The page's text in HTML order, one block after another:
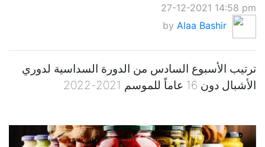
27-12-2021 14:58 pm
by Alaa Bashir
ترتيب الأسبوع السادس من الدورة السداسية لدوري
الأشبال دون 16 عاماً للموسم 2021-2022